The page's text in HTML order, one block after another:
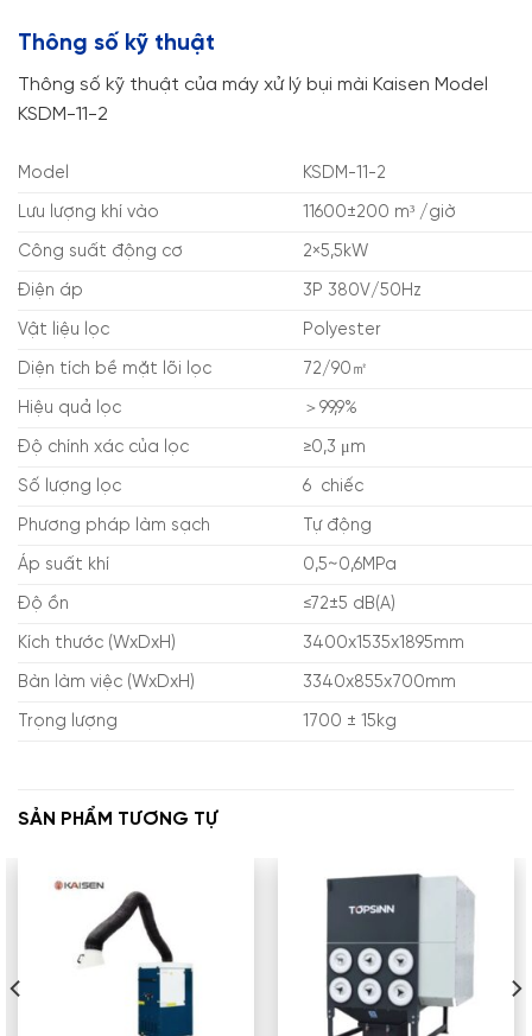
Thông số kỹ thuật
Thông số kỹ thuật của máy xử lý bụi mài Kaisen Model
KSDM-11-2
Model KSDM-11-2
Lưu lượng khí vào 11600±200 m³ /giờ
Công suất động cơ 2×5,5kW​
Điện áp 3P 380V/50Hz
Vật liệu lọc Polyester
Diện tích bề mặt lõi lọc 72/90㎡​
Hiệu quả lọc ＞99,9%
Độ chính xác của lọc ≥0,3 μm
Số lượng lọc 6 chiếc
Phương pháp làm sạch Tự động
Áp suất khí 0,5~0,6MPa
Độ ồn ≤72±5 dB(A)
Kích thước (WxDxH) 3400x1535x1895mm
Bàn làm việc (WxDxH) 3340x855x700mm
Trọng lượng 1700 ± 15kg
SẢN PHẨM TƯƠNG TỰ